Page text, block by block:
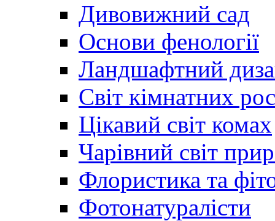
Дивовижний сад
Основи фенології
Ландшафтний
Світ кімнатних
Цікавий світ комах
Чарівний світ
Флористика та
Фотонатуралісти